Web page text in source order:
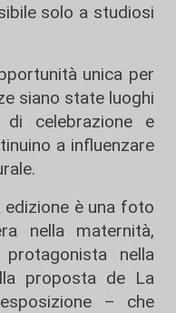
solo a studiosi
unica per
siano state luoghi
di celebrazione e
a influenzare
edizione è una foto
nella maternità,
nella
proposta de La
– che